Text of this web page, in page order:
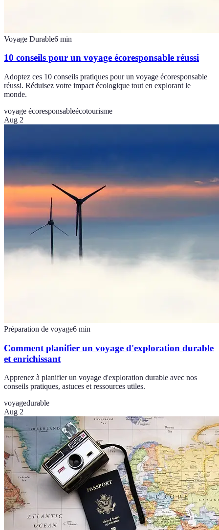
Voyage Durable6 min
10 conseils pour un voyage écoresponsable réussi
Adoptez ces 10 conseils pratiques pour un voyage écoresponsable
réussi. Réduisez votre impact écologique tout en explorant le
monde.
voyage écoresponsableécotourisme
Aug 2
Préparation de voyage6 min
Comment planifier un voyage d'exploration durable
et enrichissant
Apprenez à planifier un voyage d'exploration durable avec nos
conseils pratiques, astuces et ressources utiles.
voyagedurable
Aug 2